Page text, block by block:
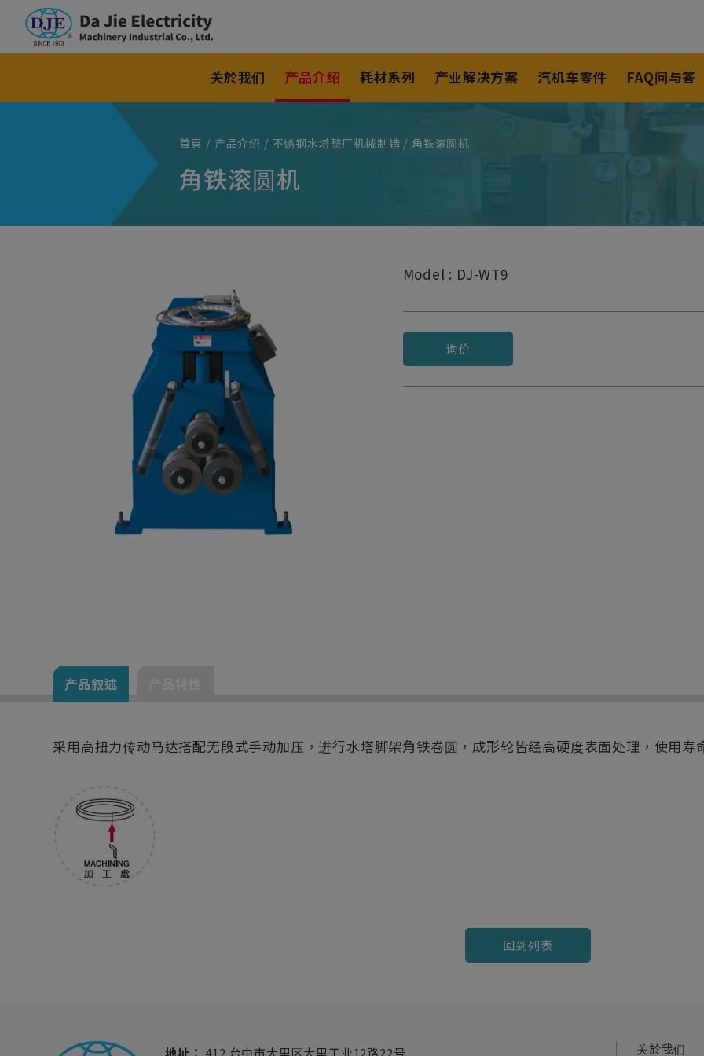
关於我们 产品介绍 耗材系列 产业解决方案 汽机车零件 FAQ问与答
首頁 产品介绍 不锈钢水塔整厂机械制造 角铁滚圆机
角铁滚圆机
Model : DJ-WT9
询价
产品叙述
采用高扭力传动马达搭配无段式手动加压，进行水塔脚架角铁卷圆，成形轮皆经高硬度表面处理，使用寿
回到列表
地址： 412 台中市大里区大里工业12路22号 关於我们
Cookie管理面板